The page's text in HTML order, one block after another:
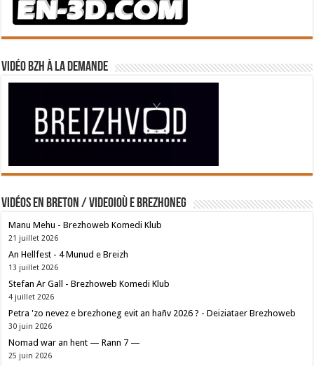
Vidéo BZH à la demande
Vidéos en breton / Videoioù e brezhoneg
Manu Mehu - Brezhoweb Komedi Klub
21 juillet 2026
An Hellfest - 4 Munud e Breizh
13 juillet 2026
Stefan Ar Gall - Brezhoweb Komedi Klub
4 juillet 2026
Petra 'zo nevez e brezhoneg evit an hañv 2026 ? - Deiziataer Brezhoweb
30 juin 2026
Nomad war an hent — Rann 7 —
25 juin 2026